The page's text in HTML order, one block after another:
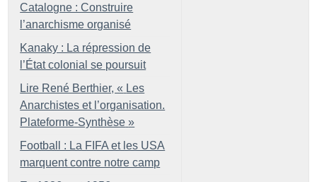
Catalogne : Construire
l’anarchisme organisé
Kanaky : La répression de
l’État colonial se poursuit
Lire René Berthier, « Les
Anarchistes et l’organisation.
Plateforme-Synthèse »
Football : La FIFA et les USA
marquent contre notre camp